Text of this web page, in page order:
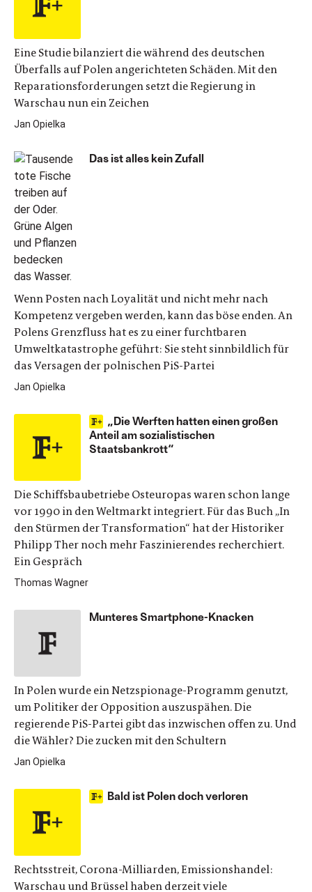
Eine Studie bilanziert die während des deutschen
Überfalls auf Polen angerichteten Schäden. Mit den
Reparationsforderungen setzt die Regierung in
Warschau nun ein Zeichen
Jan Opielka
Das ist alles kein Zufall
Wenn Posten nach Loyalität und nicht mehr nach
Kompetenz vergeben werden, kann das böse enden. An
Polens Grenzfluss hat es zu einer furchtbaren
Umweltkatastrophe geführt: Sie steht sinnbildlich für
das Versagen der polnischen PiS-Partei
Jan Opielka
„Die Werften hatten einen großen
Anteil am sozialistischen
Staatsbankrott“
Die Schiffsbaubetriebe Osteuropas waren schon lange
vor 1990 in den Weltmarkt integriert. Für das Buch „In
den Stürmen der Transformation“ hat der Historiker
Philipp Ther noch mehr Faszinierendes recherchiert.
Ein Gespräch
Thomas Wagner
Munteres Smartphone-Knacken
In Polen wurde ein Netzspionage-Programm genutzt,
um Politiker der Opposition auszuspähen. Die
regierende PiS-Partei gibt das inzwischen offen zu. Und
die Wähler? Die zucken mit den Schultern
Jan Opielka
Bald ist Polen doch verloren
Rechtsstreit, Corona-Milliarden, Emissionshandel:
Warschau und Brüssel haben derzeit viele